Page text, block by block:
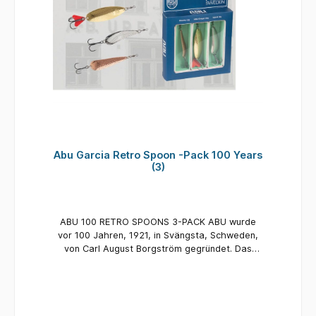
den 1960er und 1970er Jahren, in
Originalfarben. Verschenken Sie sie, sammeln
Sie sie oder angeln Sie damit; sie fangen auch
heute noch so gut wie vor all den Jahren. Inhalt:
3 Blinker 1 x Glimmy 12 gr. Silber 1 x ABU-
Dragez 20 gr. Kupfer 1 x Island 18 gr. Gold
Abu Garcia Retro Spoon -Pack 100 Years
(3)
ABU 100 RETRO SPOONS 3-PACK ABU wurde
vor 100 Jahren, 1921, in Svängsta, Schweden,
von Carl August Borgström gegründet. Das